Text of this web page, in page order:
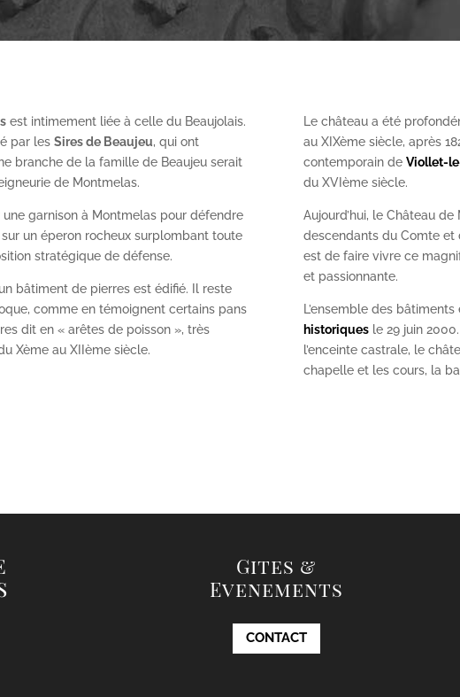
est intimement liée à celle du Beaujolais.
par lesSires de Beaujeu, qui ont
branche de la famille de Beaujeu serait
de Montmelas.
garnison à Montmelas pour défendre
un éperon rocheux surplombant toute
stratégique de défense.
bâtiment de pierres est édifié. Il reste
comme en témoignent certains pans
dit en « arêtes de poisson », très
Xème au XIIème siècle.
Le château a été
au XIXèmesiècle, après
contemporain de Viollet-
du XVI èmesiècle.
Aujourd’hui, le Château
descendants du Comte et
est de faire vivre ce
et passionnante.
L’ensemble des
historiquesle 29 juin
l’enceinte castrale, le
chapelle et les cours, la
Gites &
Evenements
CONTACT